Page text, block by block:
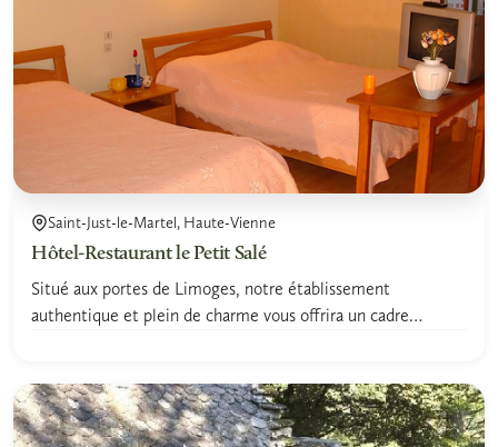
Saint-Just-le-Martel, Haute-Vienne
Hôtel-Restaurant le Petit Salé
Situé aux portes de Limoges, notre établissement
authentique et plein de charme vous offrira un cadre